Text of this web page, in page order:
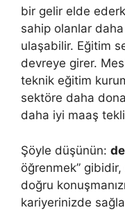
bir gelir elde
sahip olanlar daha
ulaşabilir. Eğitim
devreye girer.
teknik eğitim
sektöre daha
daha iyi maaş
Şöyle düşünün:
öğrenmek” gibidir,
doğru
kariyerinizde